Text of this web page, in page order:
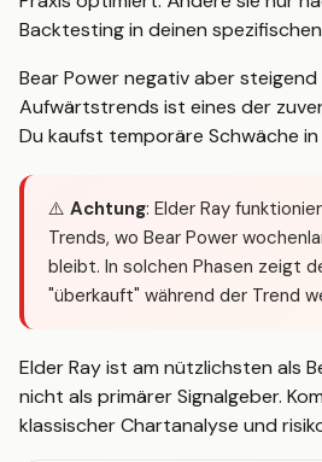
Backtesting in deinen
Bear Power negativ aber
Aufwärtstrends ist eines der
Du kaufst temporäre Schwäche
⚠️ Achtung: Elder Ray
Trends, wo Bear Power
bleibt. In solchen Phasen zeigt
"überkauft" während der Trend
Elder Ray ist am nützlichsten als
nicht als primärer Signalgeber.
klassischer Chartanalyse und